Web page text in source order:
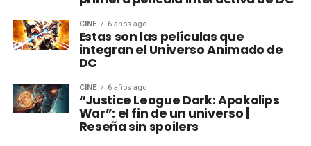
CINE 6 años ago
Estas son las películas que
integran el Universo Animado de
DC
CINE 6 años ago
“Justice League Dark: Apokolips
War”: el fin de un universo |
Reseña sin spoilers